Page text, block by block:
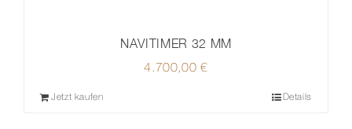
NAVITIMER 32 MM
4.700,00€
Jetzt kaufen Details